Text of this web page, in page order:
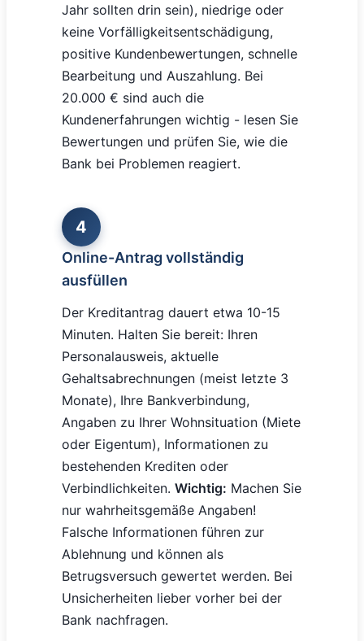
Jahr sollten drin sein), niedrige oder
keine Vorfälligkeitsentschädigung,
positive Kundenbewertungen, schnelle
Bearbeitung und Auszahlung. Bei
20.000 € sind auch die
Kundenerfahrungen wichtig - lesen Sie
Bewertungen und prüfen Sie, wie die
Bank bei Problemen reagiert.
4
Online-Antrag vollständig
ausfüllen
Der Kreditantrag dauert etwa 10-15
Minuten. Halten Sie bereit: Ihren
Personalausweis, aktuelle
Gehaltsabrechnungen (meist letzte 3
Monate), Ihre Bankverbindung,
Angaben zu Ihrer Wohnsituation (Miete
oder Eigentum), Informationen zu
bestehenden Krediten oder
Verbindlichkeiten. Wichtig: Machen Sie
nur wahrheitsgemäße Angaben!
Falsche Informationen führen zur
Ablehnung und können als
Betrugsversuch gewertet werden. Bei
Unsicherheiten lieber vorher bei der
Bank nachfragen.